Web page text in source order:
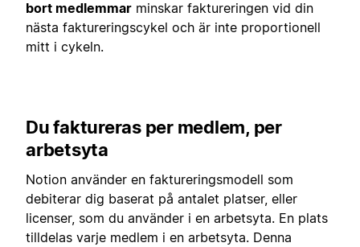
bort medlemmar minskar faktureringen vid din
nästa faktureringscykel och är inte proportionell
mitt i cykeln.
Du faktureras per medlem, per
arbetsyta
Notion använder en faktureringsmodell som
debiterar dig baserat på antalet platser, eller
licenser, som du använder i en arbetsyta. En plats
tilldelas varje medlem i en arbetsyta. Denna